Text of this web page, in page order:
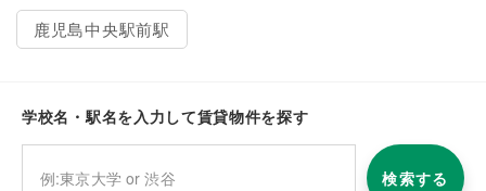
鹿児島中央駅前駅
学校名・駅名を入力して賃貸物件を探す
検索する